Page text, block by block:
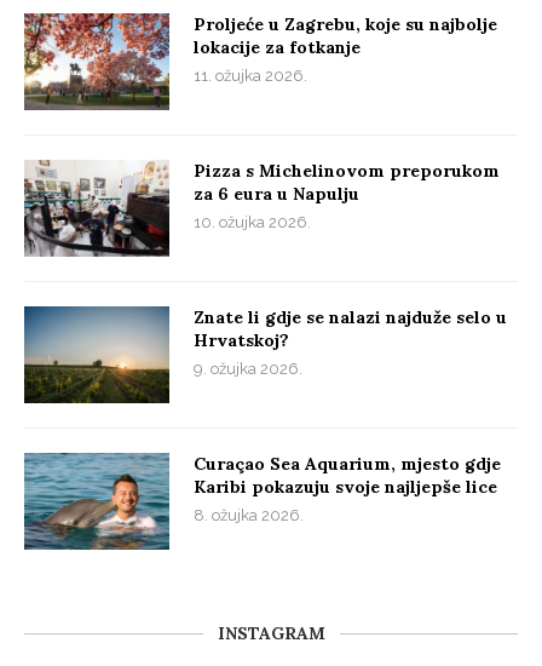
Proljeće u Zagrebu, koje su najbolje
lokacije za fotkanje
11. ožujka 2026.
Pizza s Michelinovom preporukom
za 6 eura u Napulju
10. ožujka 2026.
Znate li gdje se nalazi najduže selo u
Hrvatskoj?
9. ožujka 2026.
Curaçao Sea Aquarium, mjesto gdje
Karibi pokazuju svoje najljepše lice
8. ožujka 2026.
INSTAGRAM